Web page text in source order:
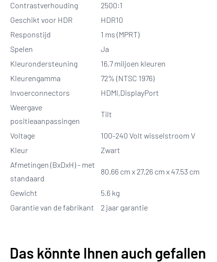
Contrastverhouding
2500:1
Geschikt voor HDR
HDR10
Responstijd
1 ms (MPRT)
Spelen
Ja
Kleurondersteuning
16,7 miljoen kleuren
Kleurengamma
72% (NTSC 1976)
Invoerconnectors
HDMI,DisplayPort
Weergave
positieaanpassingen
Tilt
Voltage
100-240 Volt wisselstroom V
Kleur
Zwart
Afmetingen (BxDxH) - met
standaard
80.66 cm x 27.26 cm x 47.53 cm
Gewicht
5.6 kg
Garantie van de fabrikant
2 jaar garantie
Das könnte Ihnen auch gefallen